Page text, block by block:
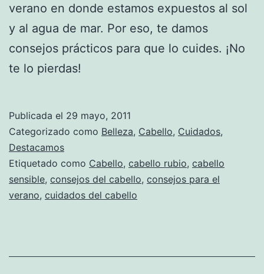
verano en donde estamos expuestos al sol
y al agua de mar. Por eso, te damos
consejos prácticos para que lo cuides. ¡No
te lo pierdas!
Publicada el 29 mayo, 2011
Categorizado como Belleza, Cabello, Cuidados,
Destacamos
Etiquetado como Cabello, cabello rubio, cabello
sensible, consejos del cabello, consejos para el
verano, cuidados del cabello